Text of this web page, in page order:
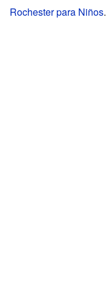
Rochester para Niños.